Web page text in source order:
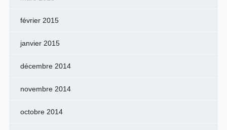
février 2015
janvier 2015
décembre 2014
novembre 2014
octobre 2014